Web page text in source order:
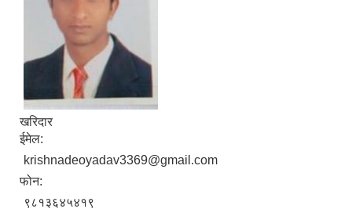
खरिदार
ईमेल:
krishnadeoyadav3369@gmail.com
फोन:
९८१३६४५४१९